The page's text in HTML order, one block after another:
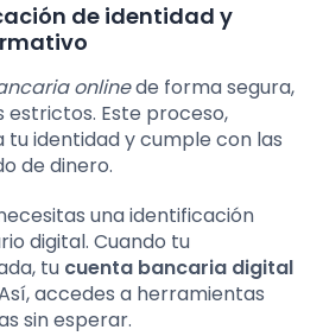
de identidad y
onlinede forma segura,
estrictos. Este proceso,
tu identidad y cumple con las
de dinero.
una identificación
digital. Cuando tu
tu cuenta bancaria digital
accedes a herramientas
sin esperar.